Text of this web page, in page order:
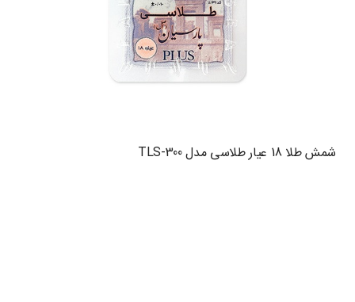
شمش طلا 18 عیار طلاسی مدل TLS-300